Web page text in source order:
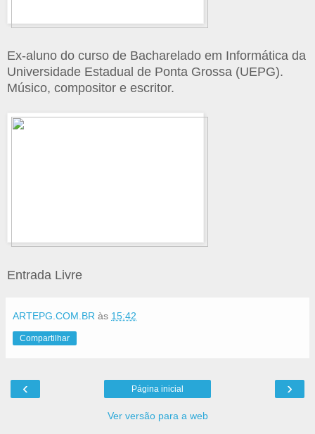
Ex-aluno do curso de Bacharelado em Informática da
Universidade Estadual de Ponta Grossa (UEPG).
Músico, compositor e escritor.
Entrada Livre
ARTEPG.COM.BR às 15:42
Compartilhar
‹ ›
Página inicial
Ver versão para a web